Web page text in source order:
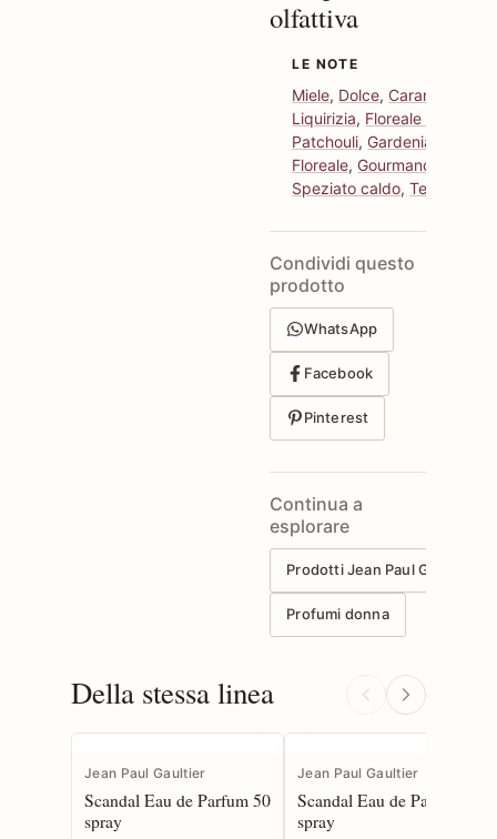
olfattiva
LE NOTE
Miele, Dolce, Caramello
Liquirizia, Floreale bianco
Patchouli, Gardenia
Floreale, Gourmand
Speziato caldo,Terroso
Condividi questo
prodotto
WhatsApp
Facebook
Pinterest
Continua a
esplorare
Prodotti Jean Paul Gaultier
Profumi donna
Della stessa linea
Jean Paul Gaultier
Scandal Eau de Parfum 50
spray
Jean Paul Gaultier
Scandal Eau de Parfum 80
spray